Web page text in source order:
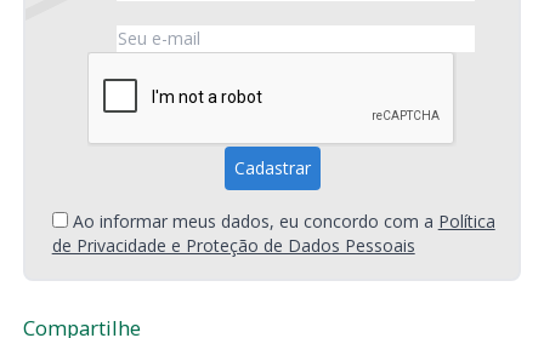
Ao informar meus dados, eu concordo com a Política
de Privacidade e Proteção de Dados Pessoais
Compartilhe